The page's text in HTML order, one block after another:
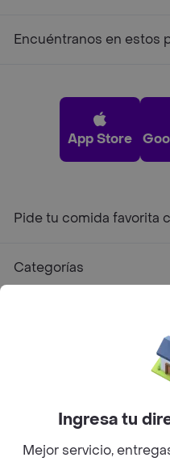
Encuéntranos en estos
App Store
Pide tu comida favorita
Categorías
©2026Rappi
Ingresa tu
Mejor servicio,